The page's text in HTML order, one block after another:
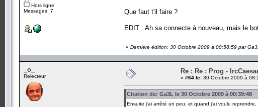
Hors ligne
Messages: 7
Que faut t'il faire ?
EDIT : Ah sa connecte à nouveau, mais le
« Dernière édition: 30 Octobre 2009 à 00:58:59 par
_o_
Relecteur
Re : Re : Prog -
« #64 le: 30 Octobre 2009 à
Citation de: Ga3L le 30 Octobre 2009 à 00:39:48
Ensuite j'ai arrêté un peu, et quand j'ai voulu